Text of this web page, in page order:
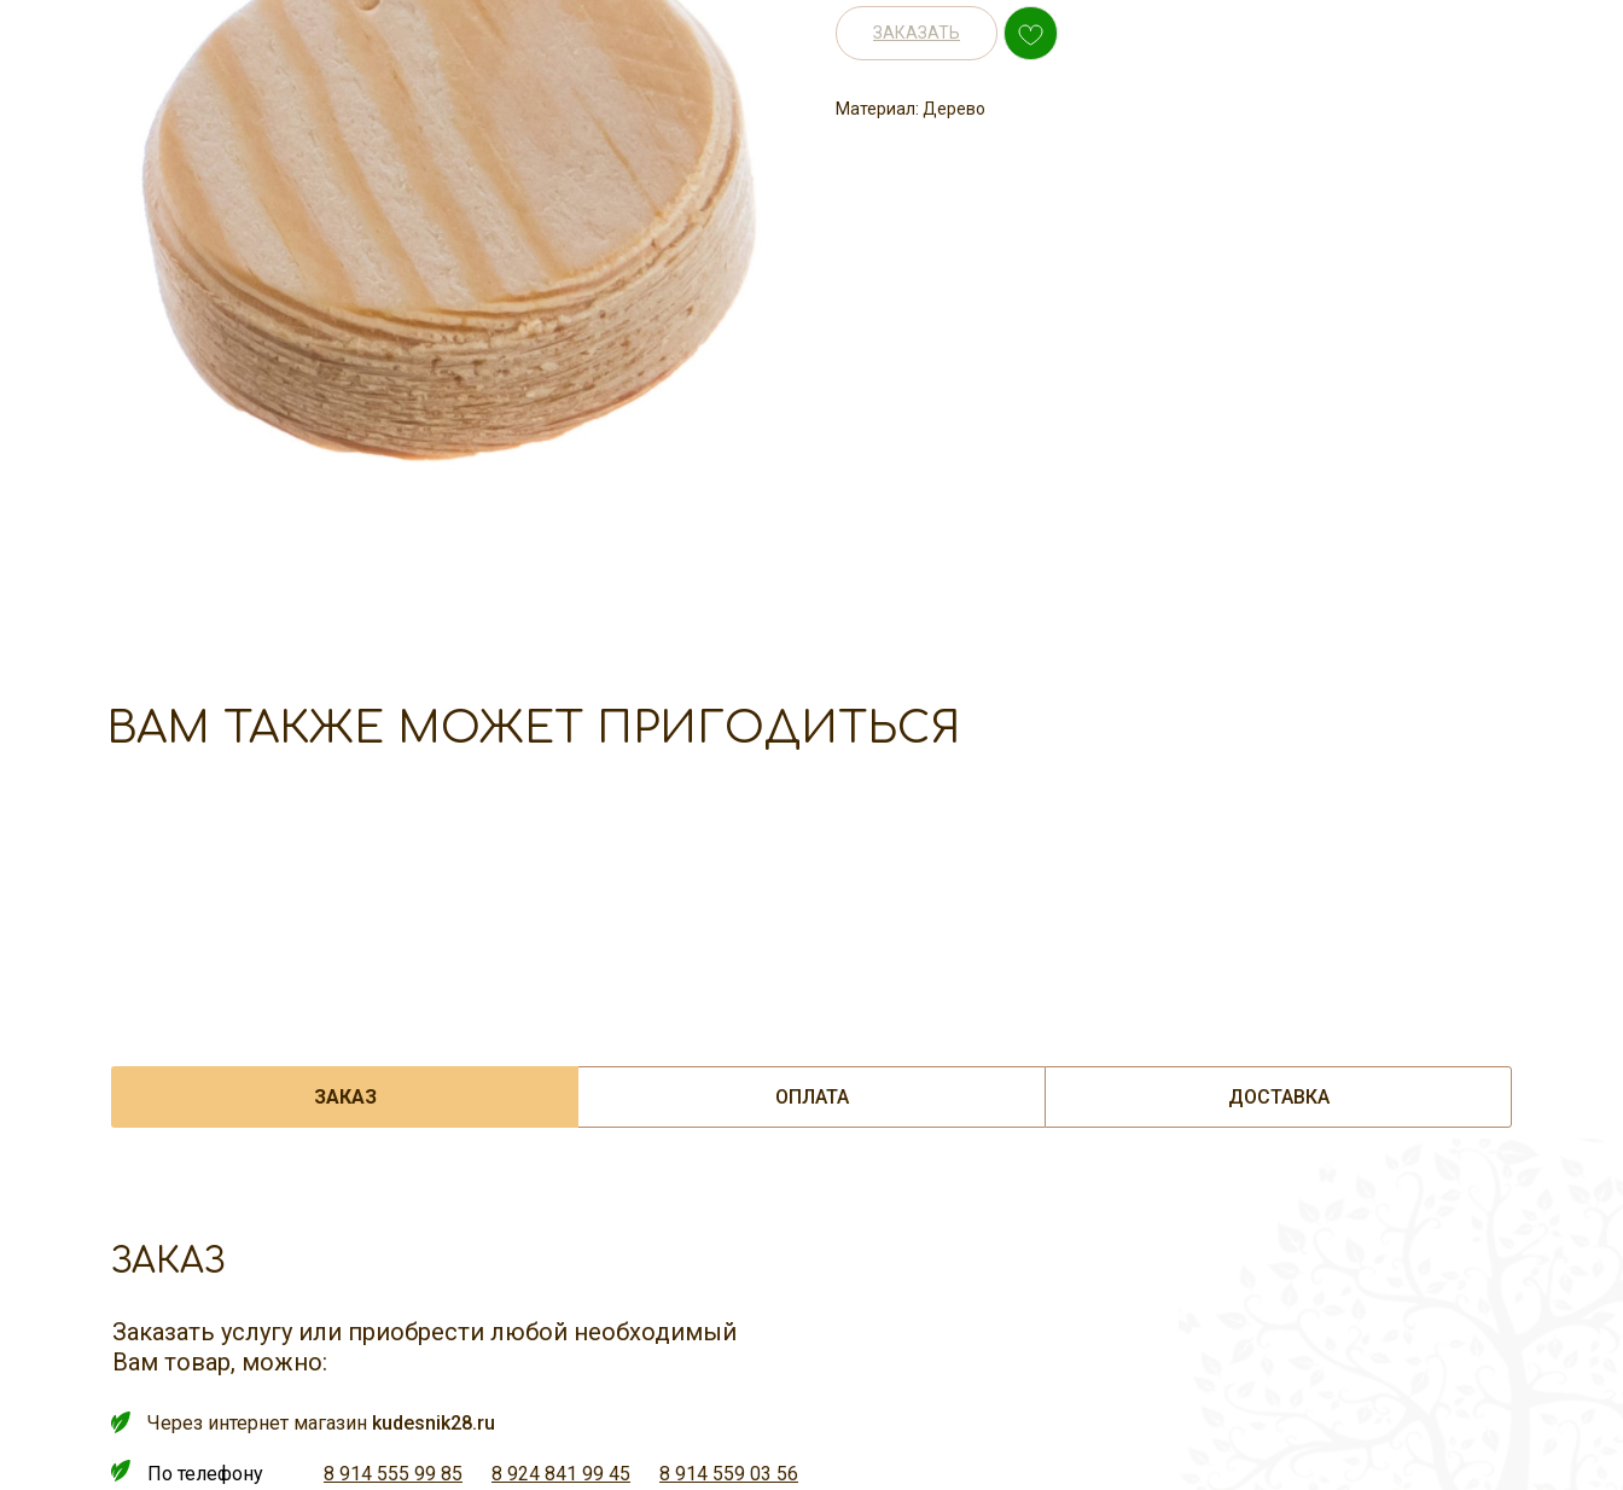
ЗАКАЗАТЬ
Материал: Дерево
ВАМ ТАКЖЕ МОЖЕТ ПРИГОДИТЬСЯ
ЗАКАЗ ОПЛАТА ДОСТАВКА
ЗАКАЗ
8 914 555 99 85 8 924 841 99 45
По телефону 8 914 559 03 56
Через интернет магазин kudesnik28.ru
Заказать услугу или приобрести любой необходимый
Вам товар, можно: